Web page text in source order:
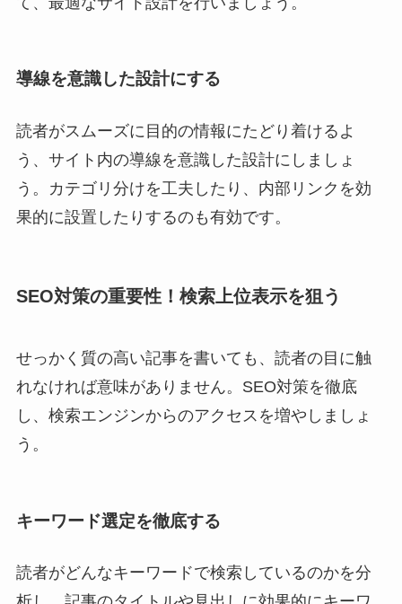
導線を意識した設計にする
読者がスムーズに目的の情報にたどり着けるよ
う、サイト内の導線を意識した設計にしましょ
う。カテゴリ分けを工夫したり、内部リンクを効
果的に設置したりするのも有効です。
SEO対策の重要性！検索上位表示を狙う
せっかく質の高い記事を書いても、読者の目に触
れなければ意味がありません。SEO対策を徹底
し、検索エンジンからのアクセスを増やしましょ
う。
キーワード選定を徹底する
読者がどんなキーワードで検索しているのかを分